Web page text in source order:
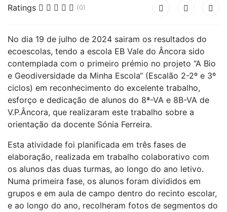
Ratings (0)
No dia 19 de julho de 2024 sairam os resultados do
ecoescolas, tendo a escola EB Vale do Âncora sido
contemplada com o primeiro prémio no projeto “A Bio
e Geodiversidade da Minha Escola“ (Escalão 2-2º e 3º
ciclos) em reconhecimento do excelente trabalho,
esforço e dedicação de alunos do 8ª-VA e 8B-VA de
V.P.Âncora, que realizaram este trabalho sobre a
orientação da docente Sónia Ferreira.
Esta atividade foi planificada em três fases de
elaboração, realizada em trabalho colaborativo com
os alunos das duas turmas, ao longo do ano letivo.
Numa primeira fase, os alunos foram divididos em
grupos e em aula de campo dentro do recinto escolar,
e ao longo do ano, recolheram fotos de segmentos do